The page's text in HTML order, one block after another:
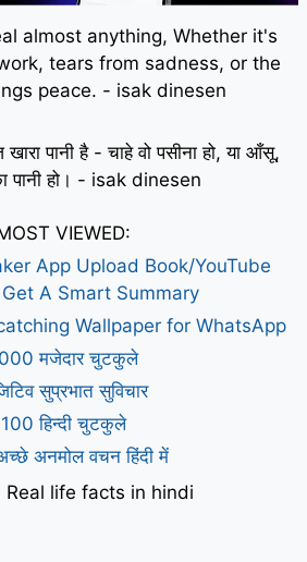
almost anything, Whether it's
tears from sadness, or the
peace. - isak dinesen
पानी है - चाहे वो पसीना हो, या आँसू,
पानी हो। - isak dinesen
VIEWED:
App Upload Book/YouTube
A Smart Summary
Wallpaper for WhatsApp
मजेदार चुटकुले
सुप्रभात सुविचार
100 हिन्दी चुटकुले
अनमोल वचन हिंदी में
Real life facts in hindi